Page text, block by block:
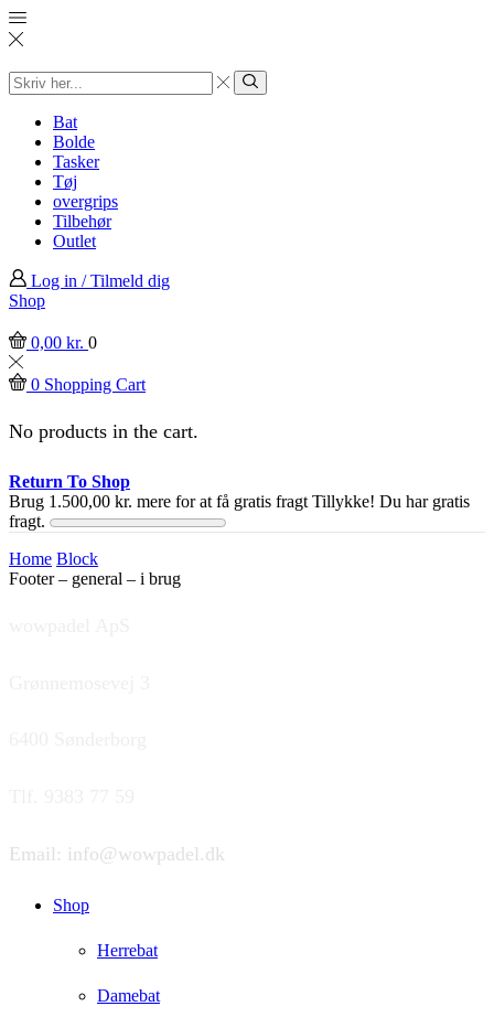
Search
input
Search
Bat
Bolde
Tasker
Tøj
overgrips
Tilbehør
Outlet
Log in / Tilmeld dig
Shop
0,00 kr. 0
0 Shopping Cart
No products in the cart.
Return To Shop
Brug 1.500,00 kr. mere for at få gratis fragt Tillykke! Du har gratis
fragt.
Home Block
Footer – general – i brug
Email: info@wowpadel.dk
Shop
Herrebat
Damebat